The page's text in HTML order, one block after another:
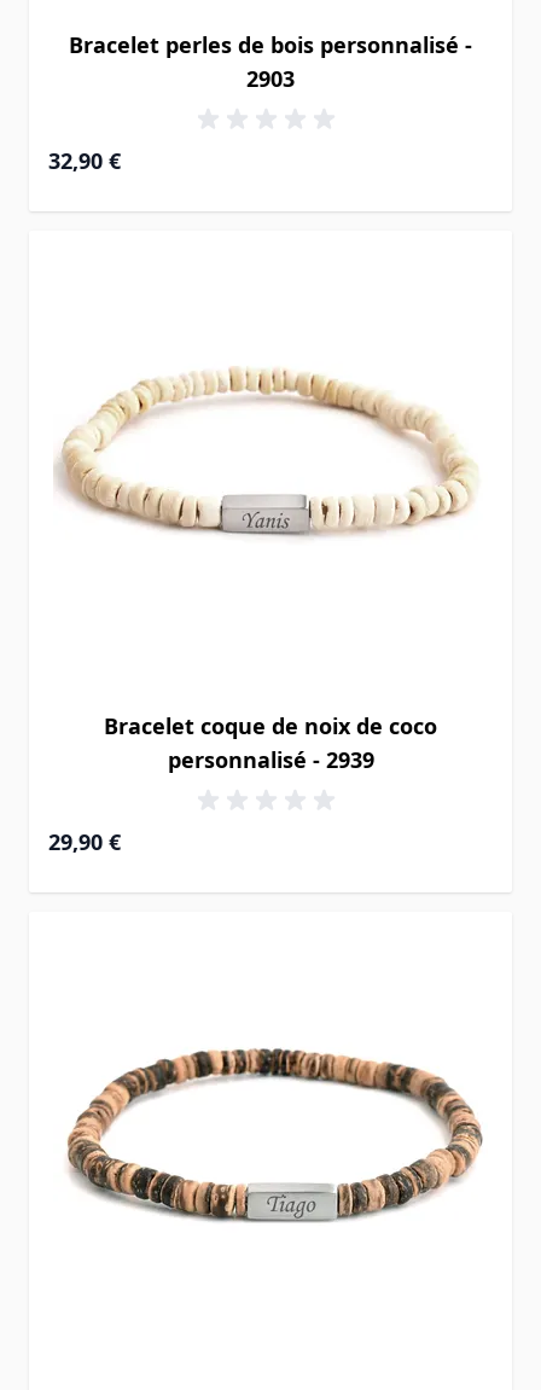
Bracelet perles de bois personnalisé -
2903
32,90 €
Bracelet coque de noix de coco
personnalisé - 2939
29,90 €